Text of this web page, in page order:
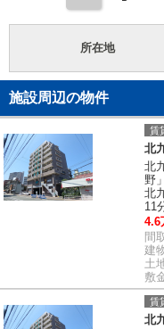
所在地
施設周辺の物件
賃
北
北
野
北
11
4.6
間
建
土
敷
賃
北